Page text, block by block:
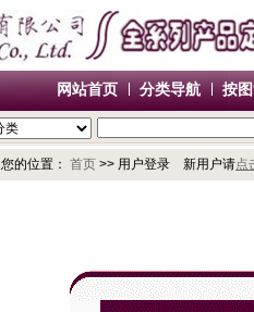
网站首页 分类导航 按
您的位置： 首页 >> 用户登录 新用户请点